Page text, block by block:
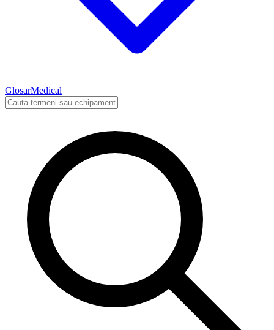
GlosarMedical
Cauta in glosarul medical